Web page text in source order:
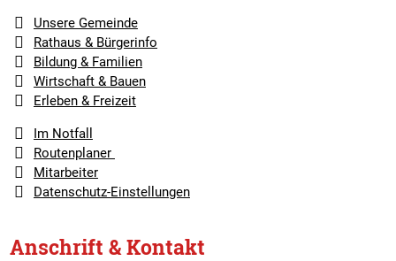
Unsere Gemeinde
Rathaus & Bürgerinfo
Bildung & Familien
Wirtschaft & Bauen
Erleben & Freizeit
Im Notfall
Routenplaner
Mitarbeiter
Datenschutz-Einstellungen
Anschrift & Kontakt